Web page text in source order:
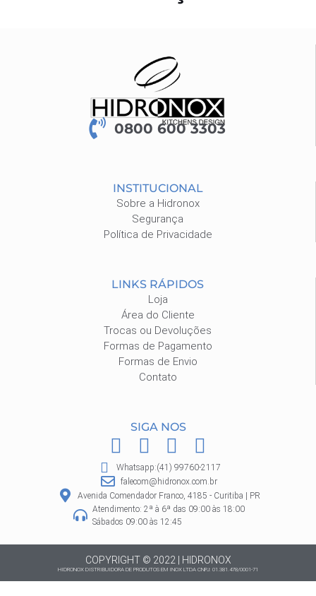
0800 600 3303
INSTITUCIONAL
Sobre a Hidronox
Segurança
Política de Privacidade
LINKS RÁPIDOS
Loja
Área do Cliente
Trocas ou Devoluções
Formas de Pagamento
Formas de Envio
Contato
SIGA NOS
F
a
c
e
b
o
o
k
I
n
s
t
a
g
r
a
P
i
n
t
e
r
e
s
W
h
a
t
a
p
p
Whatsapp:(41) 99760-2117
falecom@hidronox.com.br
Avenida Comendador Franco, 4185 - Curitiba | PR
Atendimento: 2ª à 6ª das 09:00 às 18:00
Sábados 09:00 às 12:45
COPYRIGHT © 2022 | HIDRONOX
HIDRONOX DISTRIBUIDORA DE PRODUTOS EM INOX LTDA CNPJ: 01.381.478/0001-71